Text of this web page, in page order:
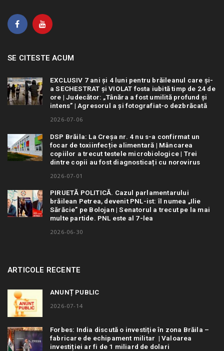
SE CITESTE ACUM
EXCLUSIV 7 ani și 4 luni pentru brăileanul care și-
a SECHESTRAT și VIOLAT fosta iubită timp de 24 de
ore | Judecător: „Tânăra a fost umilită profund și
intens” | Agresorul a și fotografiat-o dezbrăcată
2026-07-06
DSP Brăila: La Creșa nr. 4 nu s-a confirmat un
focar de toxiinfecție alimentară | Mâncarea
copiilor a trecut testele microbiologice | Trei
dintre copii au fost diagnosticați cu norovirus
2026-07-01
PIRUETĂ POLITICĂ. Cazul parlamentarului
brăilean Petrea, devenit PNL-ist: îl numea „Ilie
Sărăcie” pe Bolojan | Senatorul a trecut pe la mai
multe partide. PNL este al 7-lea
2026-06-30
ARTICOLE RECENTE
ANUNȚ PUBLIC
2026-07-14
Forbes: India discută o investiție în zona Brăila –
fabricare de echipament militar | Valoarea
investiției ar fi de 1 miliard de dolari